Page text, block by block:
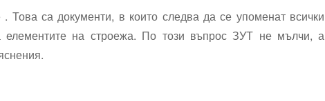
Това са документи, в които следва да се упоменат всички
елементите на строежа. По този въпрос ЗУТ не мълчи, а